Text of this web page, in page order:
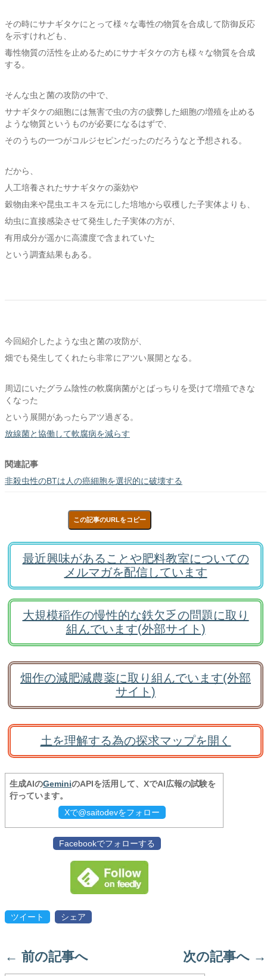
その時にサナギタケにとって様々な毒性の物質を合成して防御反応
を示すけれども、
毒性物質の活性を止めるためにサナギタケの方も様々な物質を合成
する。
そんな虫と菌の攻防の中で、
サナギタケの細胞には無害で虫の方の疲弊した細胞の増殖を止める
ような物質というものが必要になるはずで、
そのうちの一つがコルジセピンだったのだろうなと予想される。
だから、
人工培養されたサナギタケの薬効や
穀物由来や昆虫エキスを元にした培地から収穫した子実体よりも、
幼虫に直接感染させて発生した子実体の方が、
有用成分が遥かに高濃度で含まれていた
という調査結果もある。
今回紹介したような虫と菌の攻防が、
畑でも発生してくれたら非常にアツい展開となる。
周辺にいたグラム陰性の軟腐病菌がとばっちりを受けて増殖できな
くなった
という展開があったらアツ過ぎる。
放線菌と協働して軟腐病を減らす
関連記事
非殺虫性のBTは人の癌細胞を選択的に破壊する
この記事のURLをコピー
最近興味があることや肥料教室についての
メルマガを配信しています
大規模稲作の慢性的な鉄欠乏の問題に取り
組んでいます(外部サイト)
畑作の減肥減農薬に取り組んでいます(外部
サイト)
土を理解する為の探求マップを開く
生成AIのGeminiのAPIを活用して、XでAI広報の試験を
行っています。
Xで@saitodevをフォロー
Facebookでフォローする
ツイート シェア
← 前の記事へ 次の記事へ →